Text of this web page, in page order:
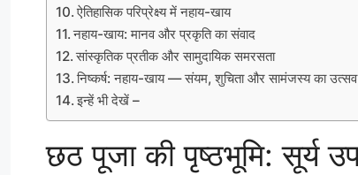
ऐतिहासिक परिप्रेक्ष्य में नहाय-खाय
नहाय-खाय: मानव और प्रकृति का संवाद
सांस्कृतिक प्रतीक और सामुदायिक समरसता
निष्कर्ष: नहाय-खाय — संयम, शुचिता और सामंजस्य का उत्सव
इन्हें भी देखें –
छठ पूजा की पृष्ठभूमि: सूर्य